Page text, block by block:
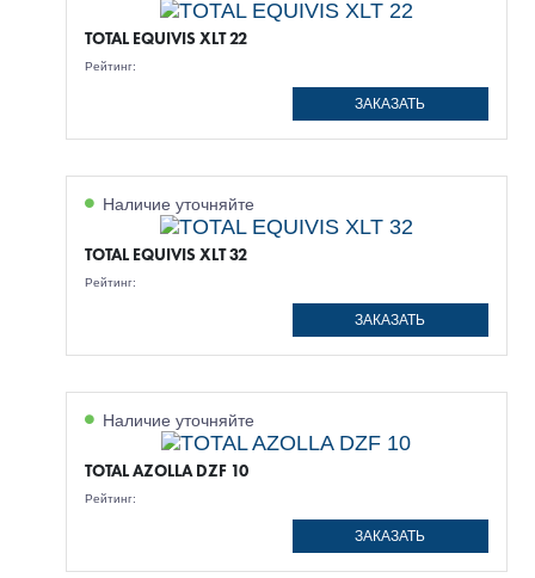
TOTAL EQUIVIS XLT 22
Рейтинг:
ЗАКАЗАТЬ
Наличие уточняйте
TOTAL EQUIVIS XLT 32
Рейтинг:
ЗАКАЗАТЬ
Наличие уточняйте
TOTAL AZOLLA DZF 10
Рейтинг:
ЗАКАЗАТЬ